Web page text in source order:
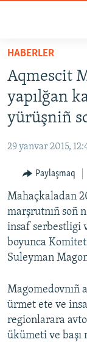
Esas
qaytmaq
Baş
navigatsiyağa
qaytmaq
Qıdıruvğa
qaytmaq
SİYASET
İQTİSADİYAT
MEDENİYET
İNSAN AQLARI
VİDEO
SÜRET
BLOGLAR
FİKİR
Русский
Українською
HABERLER
Aqmescit
yapılğan
yürüşniñ
29 yanvar 2015,
Paylaşmaq
Mahaçkaladan
marşrutnıñ soñ
insaf serbestligi
boyunca
Suleyman
Magomedovnıñ
ürmet ete ve
regionlarara avto
ükümeti ve